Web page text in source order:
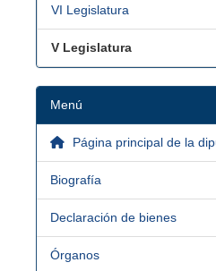
VI Legislatura
V Legislatura
Menú
Página principal de la
Biografía
Declaración de bienes
Órganos